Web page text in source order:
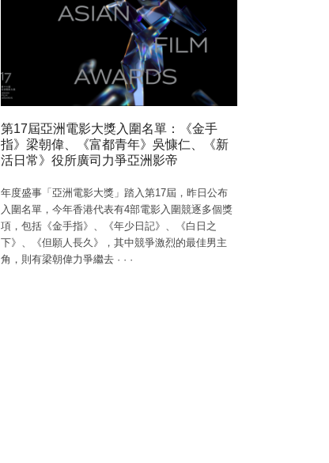
第17屆亞洲電影大獎入圍名單：《金手
指》梁朝偉、《富都青年》吳慷仁、《新
活日常》役所廣司力爭亞洲影帝
年度盛事「亞洲電影大獎」踏入第17屆，昨日公布
入圍名單，今年香港代表有4部電影入圍競逐多個獎
項，包括《金手指》、《年少日記》、《白日之
下》、《但願人長久》，其中競爭激烈的最佳男主
角，則有梁朝偉力爭繼去 · · ·